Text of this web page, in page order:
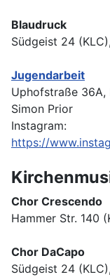
Blaudruck
Südgeist 24 (KLC),
Jugendarbeit
Uphofstraße 36A,
Simon Prior
Instagram:
https://
Chor Crescendo
Hammer Str. 140
Chor DaCapo
Südgeist 24